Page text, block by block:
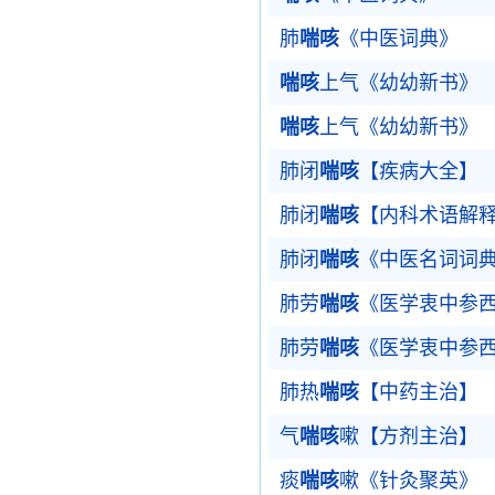
肺喘咳 《中医词典》
喘咳上气《幼幼新书》
喘咳上气《幼幼新书》
肺闭 喘咳 【疾病大全】
肺闭 喘咳 【内科术语解释
肺闭 喘咳 《中医名词词典
肺劳喘咳 《医学衷中参
肺劳喘咳 《医学衷中参
肺热喘咳 【中药主治】
气喘咳嗽【方剂主治】
痰喘咳嗽《针灸聚英》